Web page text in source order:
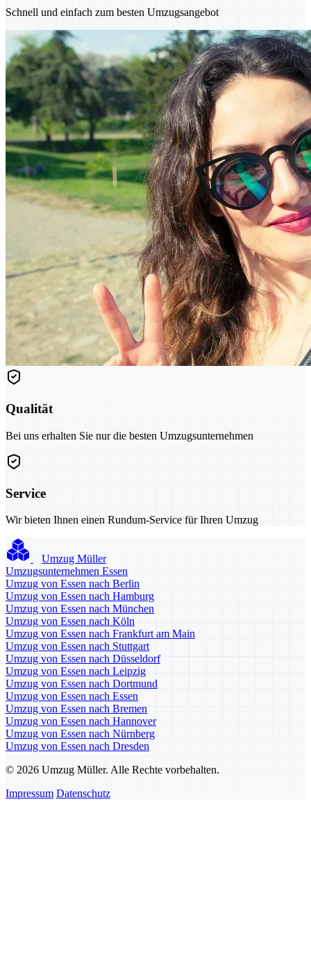
Schnell und einfach zum besten Umzugsangebot
Qualität
Bei uns erhalten Sie nur die besten Umzugsunternehmen
Service
Wir bieten Ihnen einen Rundum-Service für Ihren Umzug
Umzug Müller
Umzugsunternehmen Essen
Umzug von Essen nach Berlin
Umzug von Essen nach Hamburg
Umzug von Essen nach München
Umzug von Essen nach Köln
Umzug von Essen nach Frankfurt am Main
Umzug von Essen nach Stuttgart
Umzug von Essen nach Düsseldorf
Umzug von Essen nach Leipzig
Umzug von Essen nach Dortmund
Umzug von Essen nach Essen
Umzug von Essen nach Bremen
Umzug von Essen nach Hannover
Umzug von Essen nach Nürnberg
Umzug von Essen nach Dresden
© 2026 Umzug Müller. Alle Rechte vorbehalten.
Impressum Datenschutz